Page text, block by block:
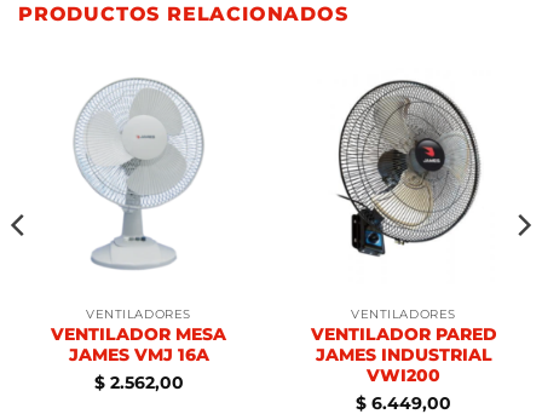
PRODUCTOS RELACIONADOS
VENTILADORES
VENTILADOR MESA
JAMES VMJ 16A
$2.562,00
VENTILADORES
VENTILADOR PARED
JAMES INDUSTRIAL
VWI200
$ 6.449,00